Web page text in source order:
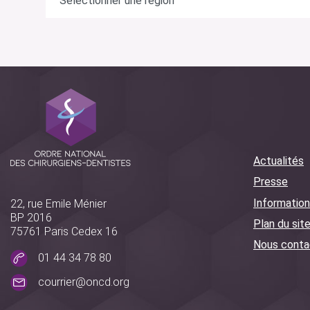
22, rue Emile Ménier
BP 2016
75761 Paris Cedex 16
01 44 34 78 80
courrier@oncd.org
Actualités
Presse
Plan du site
Nous